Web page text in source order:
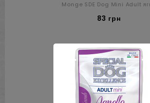
Monge SDE Dog Mini Adult
83 грн